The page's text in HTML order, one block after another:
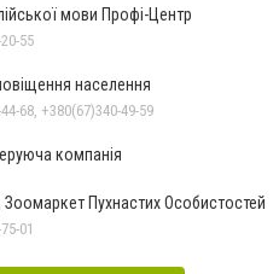
мови Профі-Центр
55
населення
68, +380(67)340-49-59
компанія
Пухнастих Особистостей
01